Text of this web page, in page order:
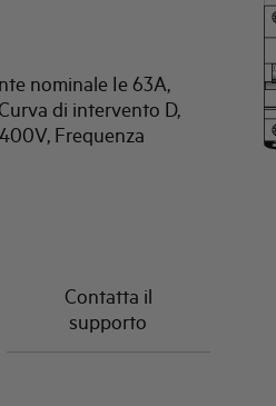
nominale Ie 63A,
di intervento D,
Frequenza
Contatta il
supporto